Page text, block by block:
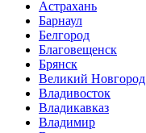
Астрахань
Барнаул
Белгород
Благовещенск
Брянск
Великий Новгород
Владивосток
Владикавказ
Владимир